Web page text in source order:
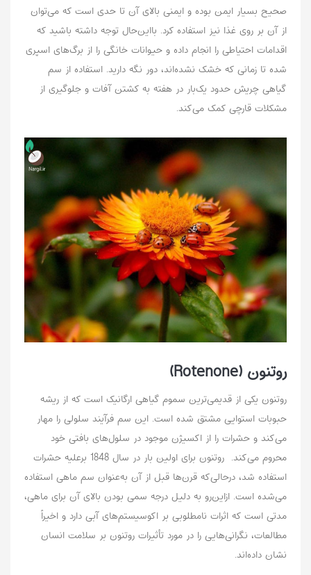
صحیح بسیار ایمن بوده و ایمنی بالای آن تا حدی است که می‌توان
از آن بر روی غذا نیز استفاده کرد. بااین‌حال توجه داشته باشید که
اقدامات احتیاطی را انجام داده و حیوانات خانگی را از برگ‌های اسپری
شده تا زمانی که خشک نشده‌اند، دور نگه دارید. استفاده از سم
گیاهی چریش حدود یک‌بار در هفته به کشتن آفات و جلوگیری از
مشکلات قارچی کمک می‌کند.
روتنون (Rotenone)
روتنون یکی از قدیمی‌ترین سموم گیاهی ارگانیک است که از ریشه
حبوبات استوایی مشتق شده است. این سم فرآیند سلولی را مهار
می‌کند و حشرات را از اکسیژن موجود در سلول‌های بافتی خود
محروم می‌کند. روتنون برای اولین بار در سال 1848 برعلیه حشرات
استفاده شد، درحالی‌که قرن‌ها قبل از آن به‌عنوان سم ماهی استفاده
می‌شده است. ازاین‌رو به دلیل درجه سمی بودن بالای آن برای ماهی،
مدتی است که اثرات نامطلوبی بر اکوسیستم‌های آبی دارد و اخیراً
مطالعات، نگرانی‌هایی را در مورد تأثیرات روتنون بر سلامت انسان
نشان داده‌اند.